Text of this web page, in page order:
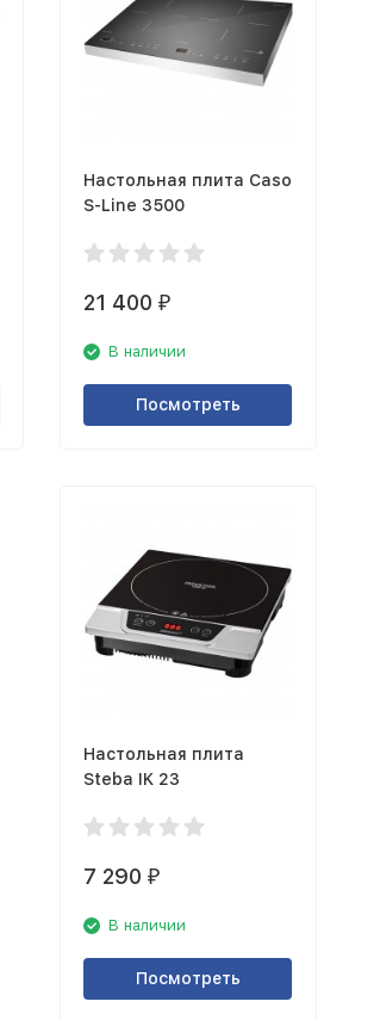
Настольная плита Caso
S-Line 3500
21 400₽
В наличии
Посмотреть
Настольная плита
Steba IK 23
7 290₽
В наличии
Посмотреть